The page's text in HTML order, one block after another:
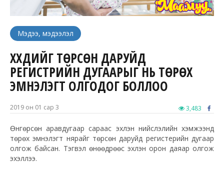
Мэдээ, мэдээлэл
ХҮҮХДИЙГ ТӨРСӨН ДАРУЙД
РЕГИСТРИЙН ДУГААРЫГ НЬ ТӨРӨХ
ЭМНЭЛЭГТ ОЛГОДОГ БОЛЛОО
2019 он 01 сар 3 3,483
Өнгөрсөн аравдугаар сараас эхлэн нийслэлийн хэмжээнд
төрөх эмнэлэгт нярайг төрсөн даруйд регистерийн дугаар
олгож байсан. Тэгвэл өнөөдрөөс эхлэн орон даяар олгож
эхэллээ.